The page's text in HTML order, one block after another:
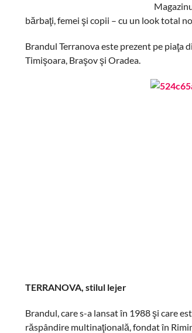
bărbaţi, femei şi copii – cu un look total
Brandul Terranova este prezent pe piaţa
Timişoara, Braşov şi Oradea.
TERRANOVA, stilul lejer
Brandul, care s-a lansat în 1988 şi care
răspândire multinaţională, fondat în